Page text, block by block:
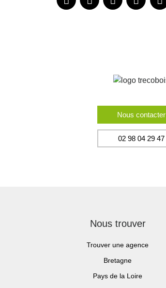
Nous contacter
02 98 04 29 47
Nous trouver
Trouver une agence
Bretagne
Pays de la Loire